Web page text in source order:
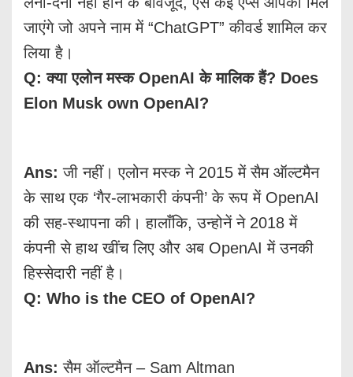
जाएंगे जो अपने नाम में “ChatGPT” कीवर्ड शामिल कर
लिया है।
Q: क्या एलोन मस्क OpenAI के मालिक हैं? Does
Elon Musk own OpenAI?
Ans:जी नहीं। एलोन मस्क ने 2015 में सैम ऑल्टमैन
के साथ एक ‘गैर-लाभकारी कंपनी’ के रूप में OpenAI
की सह-स्थापना की। हालाँकि, उन्होनें ने 2018 में
कंपनी से हाथ खींच लिए और अब OpenAI में उनकी
हिस्सेदारी नहीं है।
Q: Who is the CEO of OpenAI?
Ans:सैम ऑल्टमैन – Sam Altman